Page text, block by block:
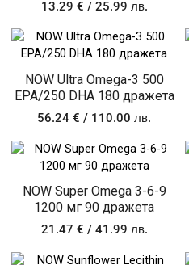
13.29 € / 25.99 лв.
NOW Ultra Omega-3 500
EPA/250 DHA 180 дражета
56.24€ / 110.00 лв.
NOW Super Omega 3-6-9
1200 мг 90 дражета
21.47 € / 41.99 лв.